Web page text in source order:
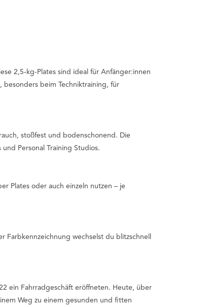
2,5‑kg-Plates sind ideal für Anfänger:innen
besonders beim Techniktraining, für
stoßfest und bodenschonend. Die
Personal Training Studios.
Plates oder auch einzeln nutzen – je
wechselst du blitzschnell
ein Fahrradgeschäft eröffneten. Heute, über
Weg zu einem gesunden und fitten